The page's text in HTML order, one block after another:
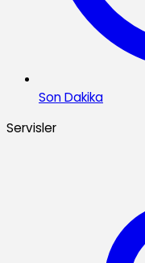
Son Dakika
Servisler